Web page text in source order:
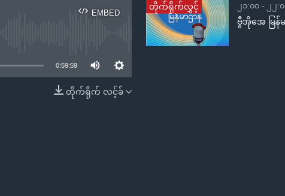
EMBED
EMBED
0:59:59
တိုက်ရိုက် လင့်ခ်
တိုက်ရိုက်လွှင့် ၂၁:၀၀ - ၂၂:
ဗွီအိုအေ မြန်မ